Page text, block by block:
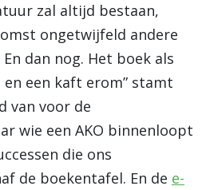
zal altijd bestaan,
ongetwijfeld andere
dan nog. Het boek als
een kaft erom” stamt
van voor de
wie een AKO binnenloopt
die ons
de boekentafel. En de e-